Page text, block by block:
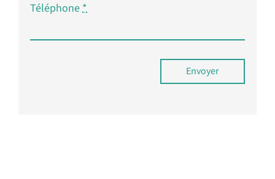
Téléphone*
Envoyer